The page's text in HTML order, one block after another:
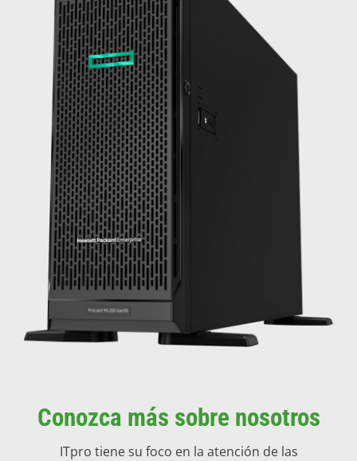
Conozca más sobre nosotros
ITpro tiene su foco en la atención de las